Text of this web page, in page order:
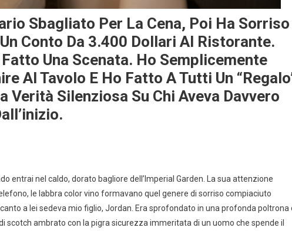
Sbagliato Per La Cena, Poi Ha Sorriso
Conto Da 3.400 Dollari Al Ristorante.
Una Scenata. Ho Semplicemente
Al Tavolo E Ho Fatto A Tutti Un
Verità Silenziosa Su Chi Aveva Davvero
entrai nel caldo, dorato bagliore dell’Imperial Garden. La sua attenzione
le labbra color vino formavano quel genere di sorriso compiaciuto
a lei sedeva mio figlio, Jordan. Era sprofondato in una profonda poltrona
scotch ambrato con la pigra sicurezza immeritata di un uomo che spende il